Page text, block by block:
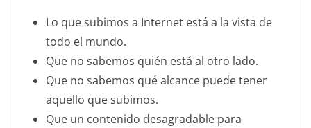
Lo que subimos a Internet está a la vista de
todo el mundo.
Que no sabemos quién está al otro lado.
Que no sabemos qué alcance puede tener
aquello que subimos.
Que un contenido desagradable para